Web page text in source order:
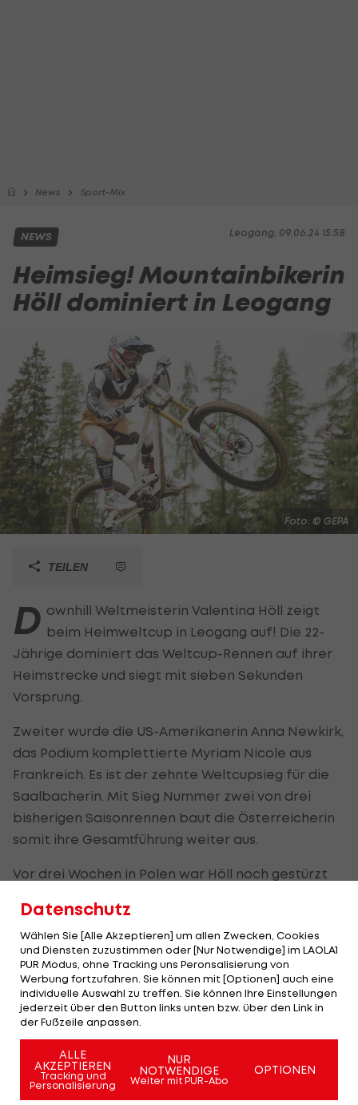
News Sport-Mix
Leogang, 09.06.24 15:58
NEWS
Heimsieg! Mountainbikerin
Höll dominiert in Leogang
Foto: © GEPA
TEILEN
D ownhill Weltmeisterin Valentina Höll zeigt
beim Heimweltcup in Leogang auf! Die 22-
Jährige dominiert das Weltcup-Rennen auf ihrer
Heimstrecke und siegt mit sieben Sekunden
Vorsprung.
Zweiter wurde die US-Amerikanerin Anna Newkirk,
das Podium komplettierte Myriam Nicole aus
Frankreich. Es ist der zehnte Weltcupsieg für die
Saalbacherin. Mit Sieg Nummer zwei von drei
bisherigen Saisonrennen baut die Österreicherin
somit ihre Gesamtführung weiter aus.
Vor drei Wochen in Polen war Höll noch gestürzt
Probleme mit dem Sehnerv gekommen. Beim
Heimrennen war sie aber wieder die Alte und eine
Klasse für sich.
"Es ist wirklich verrückt. Ich wusste, dass es hart
werden würde, die Strecke ist auf keinen Fall
einfach, sie ist so technisch und ruppig. Die
Ideallinie ist sehr schwer zu finden. Ich bin so
glücklich, dass ich es zuhause wieder geschafft
Datenschutz
Wählen Sie [Alle Akzeptieren] um allen Zwecken, Cookies
und Diensten zuzustimmen oder [Nur Notwendige] im LAOLA1
PUR Modus, ohne Tracking uns Peronsalisierung von
Werbung fortzufahren. Sie können mit [Optionen] auch eine
individuelle Auswahl zu treffen. Sie können Ihre Einstellungen
jederzeit über den Button links unten bzw. über den Link in
der Fußzeile anpassen.
ALLE
AKZEPTIEREN
Tracking und
Personalisierung
NUR
NOTWENDIGE
Weiter mit PUR-Abo
OPTIONEN